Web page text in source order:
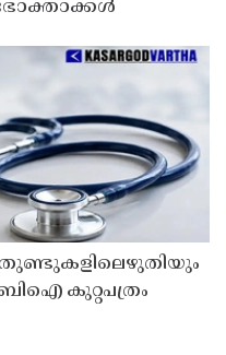
തുണ്ടുകളിലെഴുതിയും
കുറ്റപത്രം